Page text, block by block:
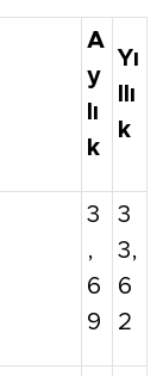
A
y
lı
k
Yı
llı
k
3
,
6
9
3
3,
6
2